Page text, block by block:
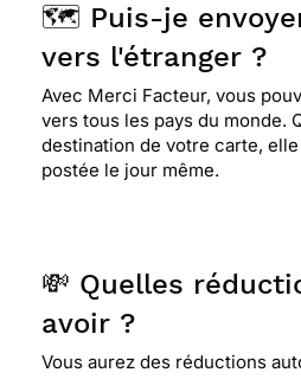
⭐⭐⭐⭐⭐ Le 06/10/2025 : C
handicapée elle adore les
colorée et joyeuse
⭐⭐⭐⭐⭐ Le 13/06/2025 :
🗺️ Puis-je
vers l'étranger ?
Avec Merci Facteur, vous
vers tous les pays du monde.
destination de votre carte,
postée le jour même.
💸 Quelles
avoir ?
Vous aurez des réductions